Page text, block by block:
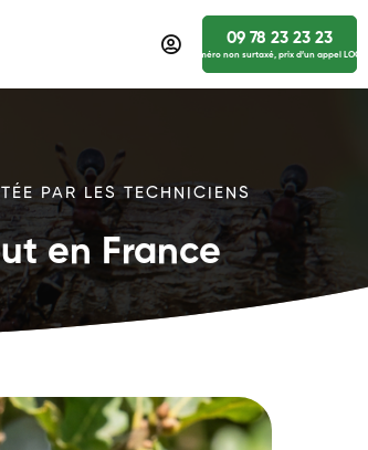
09 78 23 23 23
numéro non surtaxé, prix d’un appel
PAR LES TECHNICIENS
en France